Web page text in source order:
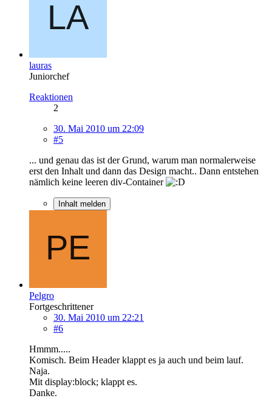
lauras
Juniorchef
Reaktionen
2
30. Mai 2010 um 22:09
#5
... und genau das ist der Grund, warum man normalerweise
erst den Inhalt und dann das Design macht.. Dann entstehen
nämlich keine leeren div-Container
Inhalt melden
Pelgro
Fortgeschrittener
30. Mai 2010 um 22:21
#6
Hmmm.....
Komisch. Beim Header klappt es ja auch und beim lauf.
Naja.
Mit display:block; klappt es.
Danke.